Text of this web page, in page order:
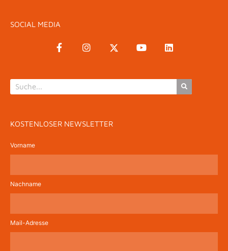
SOCIAL MEDIA
KOSTENLOSER NEWSLETTER
Vorname
Nachname
Mail-Adresse